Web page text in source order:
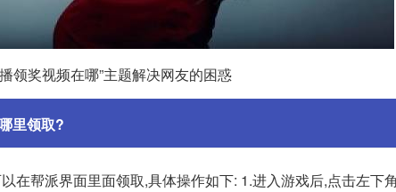
领奖视频在哪”主题解决网友的困惑
里领取?
在帮派界面里面领取,具体操作如下: 1.进入游戏后,点击左下